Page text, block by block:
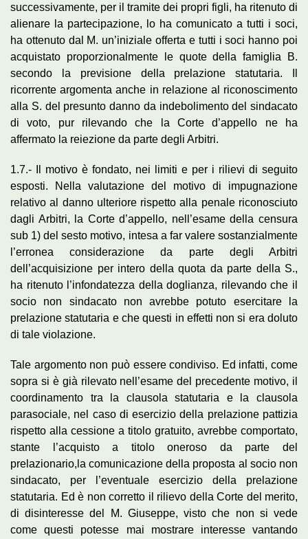
successivamente, per il tramite dei propri figli, ha ritenuto di
alienare la partecipazione, lo ha comunicato a tutti i soci,
ha ottenuto dal M. un’iniziale offerta e tutti i soci hanno poi
acquistato proporzionalmente le quote della famiglia B.
secondo la previsione della prelazione statutaria. Il
ricorrente argomenta anche in relazione al riconoscimento
alla S. del presunto danno da indebolimento del sindacato
di voto, pur rilevando che la Corte d’appello ne ha
affermato la reiezione da parte degli Arbitri.
1.7.- Il motivo è fondato, nei limiti e per i rilievi di seguito
esposti. Nella valutazione del motivo di impugnazione
relativo al danno ulteriore rispetto alla penale riconosciuto
dagli Arbitri, la Corte d’appello, nell’esame della censura
sub 1) del sesto motivo, intesa a far valere sostanzialmente
l’erronea considerazione da parte degli Arbitri
dell’acquisizione per intero della quota da parte della S.,
ha ritenuto l’infondatezza della doglianza, rilevando che il
socio non sindacato non avrebbe potuto esercitare la
prelazione statutaria e che questi in effetti non si era doluto
di tale violazione.
Tale argomento non può essere condiviso. Ed infatti, come
sopra si è già rilevato nell’esame del precedente motivo, il
coordinamento tra la clausola statutaria e la clausola
parasociale, nel caso di esercizio della prelazione pattizia
rispetto alla cessione a titolo gratuito, avrebbe comportato,
stante l’acquisto a titolo oneroso da parte del
prelazionario,la comunicazione della proposta al socio non
sindacato, per l’eventuale esercizio della prelazione
statutaria. Ed è non corretto il rilievo della Corte del merito,
di disinteresse del M. Giuseppe, visto che non si vede
come questi potesse mai mostrare interesse vantando